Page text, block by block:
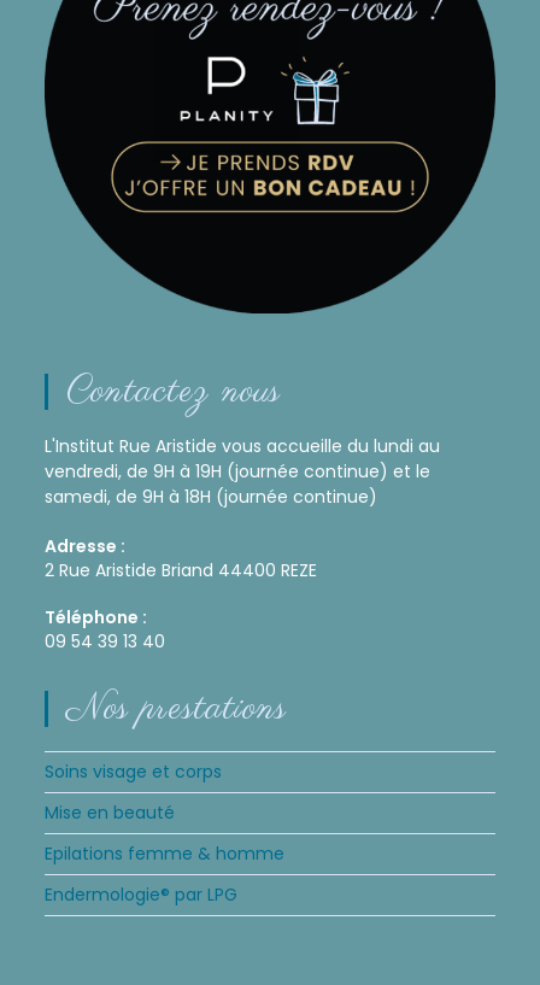
Contactez nous
L'Institut Rue Aristide vous accueille du lundi au
vendredi, de 9H à 19H (journée continue) et le
samedi, de 9H à 18H (journée continue)
Adresse :
2 Rue Aristide Briand 44400 REZE
Téléphone :
09 54 39 13 40
Nos prestations
Soins visage et corps
Mise en beauté
Epilations femme & homme
Endermologie® par LPG